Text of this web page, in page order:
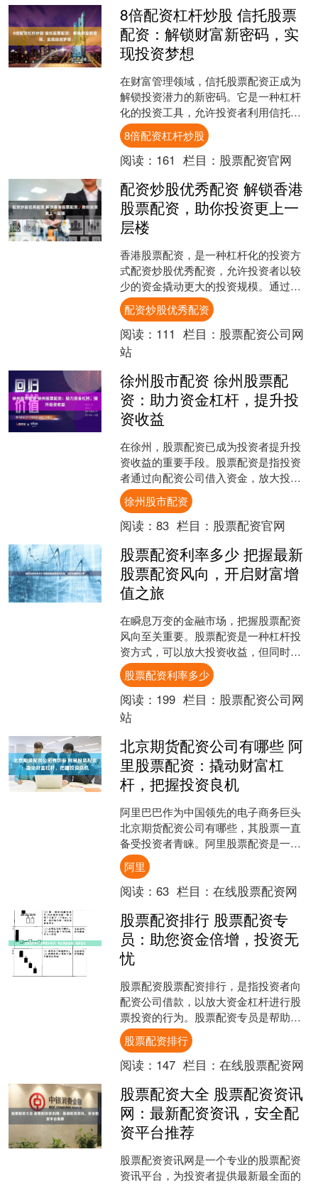
8倍配资杠杆炒股 信托股票
配资：解锁财富新密码，实
现投资梦想
在财富管理领域，信托股票配资正成为
解锁投资潜力的新密码。它是一种杠杆
化的投资工具，允许投资者利用信托公
司提供的资金，以更高的比例投资于股
票市场。 在线股票配资平....
8倍配资杠杆炒股
阅读： 161 栏目： 股票配资官网
配资炒股优秀配资 解锁香港
股票配资，助你投资更上一
层楼
香港股票配资，是一种杠杆化的投资方
式配资炒股优秀配资，允许投资者以较
少的资金撬动更大的投资规模。通过配
资，投资者可以放大收益，同时也能放
大风险。 配资不仅可以放....
配资炒股优秀配资
阅读： 111 栏目： 股票配资公司网
站
徐州股市配资 徐州股票配
资：助力资金杠杆，提升投
资收益
在徐州，股票配资已成为投资者提升投
资收益的重要手段。股票配资是指投资
者通过向配资公司借入资金，放大投资
本金，从而提高投资收益率。 此外，专
业股票配资还可以提供一....
徐州股市配资
阅读： 83 栏目： 股票配资官网
股票配资利率多少 把握最新
股票配资风向，开启财富增
值之旅
在瞬息万变的金融市场，把握股票配资
风向至关重要。股票配资是一种杠杆投
资方式，可以放大投资收益，但同时也
伴随更高的风险。 在开始配资炒股前，
明确自己的投资目标和风....
股票配资利率多少
阅读： 199 栏目： 股票配资公司网
站
北京期货配资公司有哪些 阿
里股票配资：撬动财富杠
杆，把握投资良机
阿里巴巴作为中国领先的电子商务巨头
北京期货配资公司有哪些，其股票一直
备受投资者青睐。阿里股票配资是一种
杠杆投资工具，可以放大投资收益，为
投资者提供撬动财富的良机....
阿里
阅读： 63 栏目： 在线股票配资网
股票配资排行 股票配资专
员：助您资金倍增，投资无
忧
股票配资股票配资排行，是指投资者向
配资公司借款，以放大资金杠杆进行股
票投资的行为。股票配资专员是帮助投
资者进行配资操作的专业人士。 这些巨
头企业凭借雄厚的资金实....
股票配资排行
阅读： 147 栏目： 在线股票配资网
股票配资大全 股票配资资讯
网：最新配资资讯，安全配
资平台推荐
股票配资资讯网是一个专业的股票配资
资讯平台，为投资者提供最新最全面的